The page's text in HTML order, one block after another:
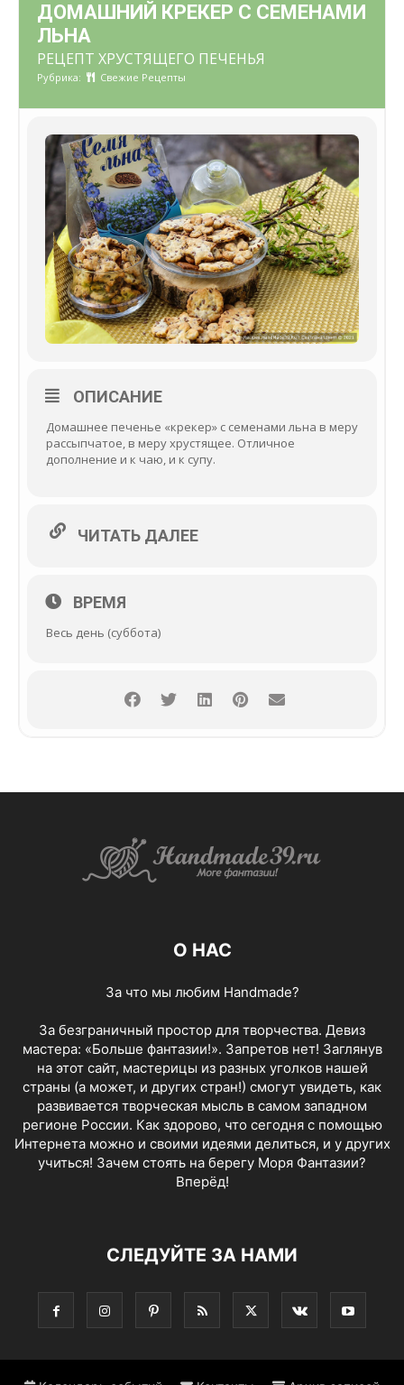
ДОМАШНИЙ КРЕКЕР С СЕМЕНАМИ
ЛЬНА
РЕЦЕПТ ХРУСТЯЩЕГО ПЕЧЕНЬЯ
Рубрика: Свежие Рецепты
ОПИСАНИЕ
Домашнее печенье «крекер» с семенами льна в меру
рассыпчатое, в меру хрустящее. Отличное
дополнение и к чаю, и к супу.
ЧИТАТЬ ДАЛЕЕ
ВРЕМЯ
Весь день (суббота)
О НАС
За что мы любим Handmade?
За безграничный простор для творчества. Девиз
мастера: «Больше фантазии!». Запретов нет! Заглянув
на этот сайт, мастерицы из разных уголков нашей
страны (а может, и других стран!) смогут увидеть, как
развивается творческая мысль в самом западном
регионе России. Как здорово, что сегодня с помощью
Интернета можно и своими идеями делиться, и у других
учиться! Зачем стоять на берегу Моря Фантазии?
Вперёд!
СЛЕДУЙТЕ ЗА НАМИ